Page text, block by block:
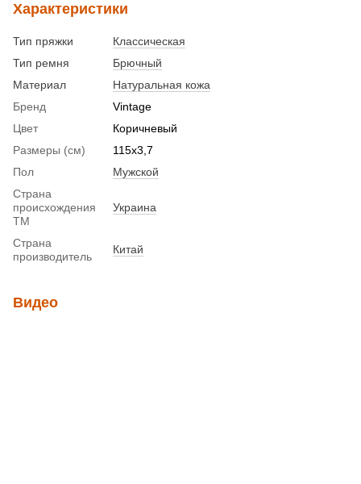
Характеристики
Тип пряжки
Классическая
Тип ремня
Брючный
Материал
Натуральная кожа
Бренд
Vintage
Цвет
Коричневый
Размеры (см)
115х3,7
Пол
Мужской
Страна
происхождения
ТМ
Украина
Страна
производитель
Китай
Видео